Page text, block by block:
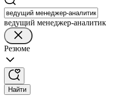
ведущий менеджер-аналитик
Резюме
Найти